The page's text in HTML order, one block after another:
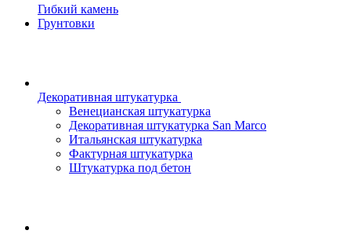
Гибкий камень
Грунтовки
Декоративная штукатурка
Венецианская штукатурка
Декоративная штукатурка San Marco
Итальянская штукатурка
Фактурная штукатурка
Штукатурка под бетон